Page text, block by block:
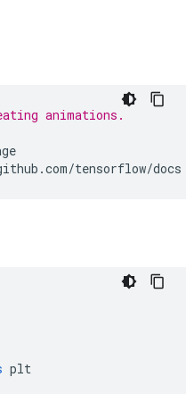
animations.
.com/tensorflow/docs
plt